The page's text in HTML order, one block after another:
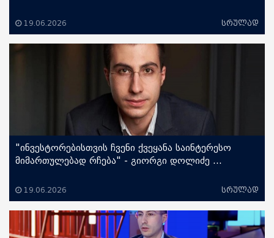
19.06.2026 სრულად
"ინვესტორებისთვის ჩვენი ქვეყანა საინტერესო
მიმართულებად რჩება" - გიორგი დოლიძე ...
19.06.2026 სრულად